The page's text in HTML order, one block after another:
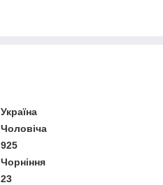
Україна
Чоловіча
925
Чорніння
23